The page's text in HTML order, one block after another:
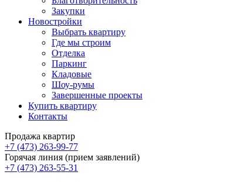
Закупки
Новостройки
Выбрать квартиру
Где мы строим
Отделка
Паркинг
Кладовые
Шоу-румы
Завершенные проекты
Купить квартиру
Контакты
Продажа квартир
+7 (473) 263-99-77
Горячая линия (прием заявлений)
+7 (473) 263-55-31